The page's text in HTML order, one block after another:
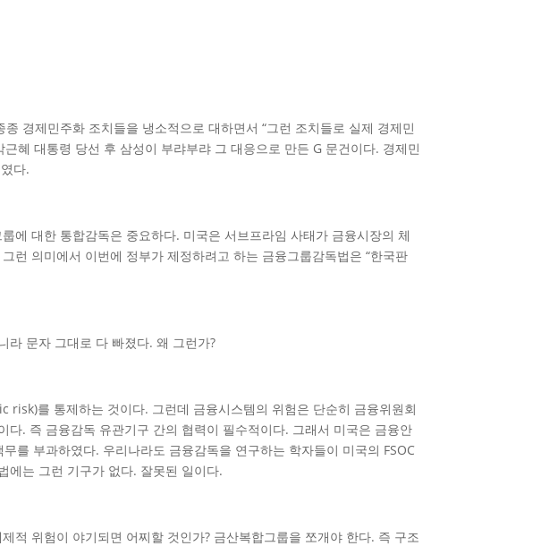
경제민주화 조치들을 냉소적으로 대하면서 “그런 조치들로 실제 경제민
혜 대통령 당선 후 삼성이 부랴부랴 그 대응으로 만든 G 문건이다. 경제민
다.
에 대한 통합감독은 중요하다. 미국은 서브프라임 사태가 금융시장의 체
의미에서 이번에 정부가 제정하려고 하는 금융그룹감독법은 “한국판
라 문자 그대로 다 빠졌다. 왜 그런가?
를 통제하는 것이다. 그런데 금융시스템의 위험은 단순히 금융위원회
. 즉 금융감독 유관기구 간의 협력이 필수적이다. 그래서 미국은 금융안
부과하였다. 우리나라도 금융감독을 연구하는 학자들이 미국의 FSOC
에는 그런 기구가 없다. 잘못된 일이다.
적 위험이 야기되면 어찌할 것인가? 금산복합그룹을 쪼개야 한다. 즉 구조